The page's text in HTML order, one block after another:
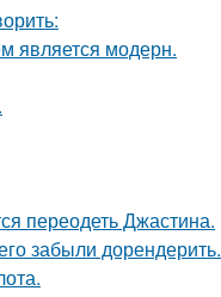
является модерн.
переодеть Джастина.
забыли дорендерить.